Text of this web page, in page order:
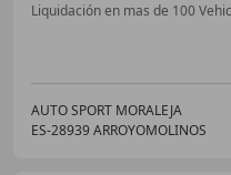
Liquidación en mas de 100
AUTO SPORT MORALEJA
ES-28939 ARROYOMOLINOS